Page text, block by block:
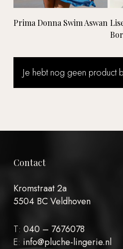
Lees verder
Prima Donna Swim Aswan
Je hebt nog geen product
Contact
Kromstraat 2a
5504 BC Veldhoven
T: 040 – 7676078
E: info@pluche-lingerie.nl